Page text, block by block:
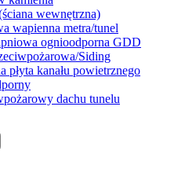
wewnętrzna)
wapienna metra/tunel
ognioodporna GDD
Siding
płyta kanału powietrznego
dachu tunelu